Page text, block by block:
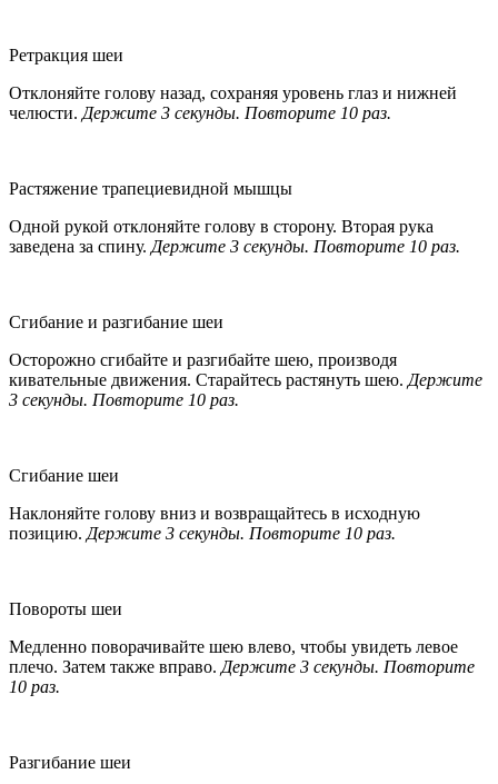
Ретракция шеи
Отклоняйте голову назад, сохраняя уровень глаз и нижней
челюсти.Держите 3 секунды. Повторите 10 раз.
Растяжение трапециевидной мышцы
Одной рукой отклоняйте голову в сторону. Вторая рука
заведена за спину.Держите 3 секунды. Повторите 10 раз.
Сгибание и разгибание шеи
Осторожно сгибайте и разгибайте шею, производя
кивательные движения. Старайтесь растянуть шею.Держите
3 секунды. Повторите 10 раз.
Сгибание шеи
Наклоняйте голову вниз и возвращайтесь в исходную
позицию.Держите 3 секунды. Повторите 10 раз.
Повороты шеи
Медленно поворачивайте шею влево, чтобы увидеть левое
плечо. Затем также вправо.Держите 3 секунды. Повторите
10 раз.
Разгибание шеи